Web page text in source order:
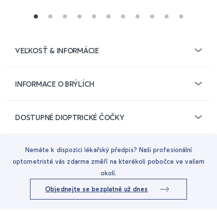
VEĽKOSŤ & INFORMÁCIE
INFORMACE O BRÝLÍCH
DOSTUPNÉ DIOPTRICKÉ ČOČKY
Nemáte k dispozici lékařský předpis? Naši profesionální
optometristé vás zdarma změří na kterékoli pobočce ve vašem
okolí.
Objednejte se bezplatně už dnes